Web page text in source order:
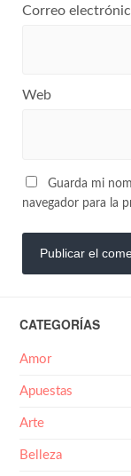
Correo
Web
Guarda mi
navegador para la
CATEGORÍAS
Amor
Apuestas
Arte
Belleza